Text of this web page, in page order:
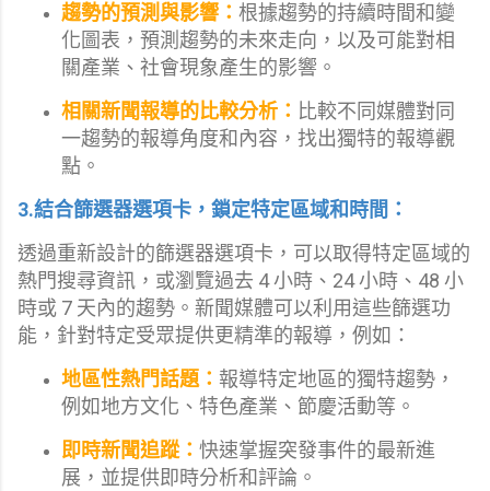
趨勢的預測與影響： 根據趨勢的持續時間和變
化圖表，預測趨勢的未來走向，以及可能對相
關產業、社會現象產生的影響。
相關新聞報導的比較分析： 比較不同媒體對同
一趨勢的報導角度和內容，找出獨特的報導觀
點。
3.結合篩選器選項卡，鎖定特定區域和時間：
透過重新設計的篩選器選項卡，可以取得特定區域的
熱門搜尋資訊，或瀏覽過去 4 小時、24 小時、48 小
時或 7 天內的趨勢。新聞媒體可以利用這些篩選功
能，針對特定受眾提供更精準的報導，例如：
地區性熱門話題： 報導特定地區的獨特趨勢，
例如地方文化、特色產業、節慶活動等。
即時新聞追蹤： 快速掌握突發事件的最新進
展，並提供即時分析和評論。